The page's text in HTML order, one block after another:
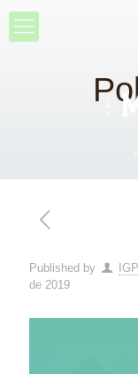
Published by
de 2019